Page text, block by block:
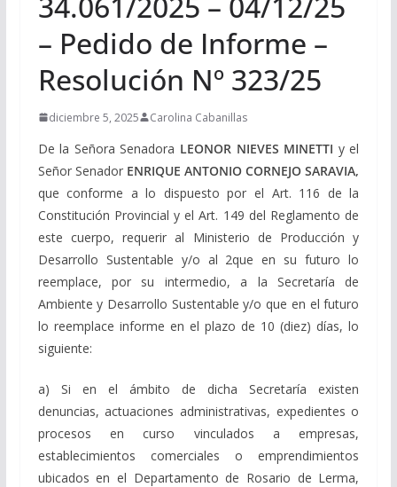
– Pedido de Informe –
Resolución Nº 323/25
diciembre 5, 2025 Carolina Cabanillas
De la Señora Senadora LEONOR NIEVES MINETTI y el
Señor Senador ENRIQUE ANTONIO CORNEJO SARAVIA,
que conforme a lo dispuesto por el Art. 116 de la
Constitución Provincial y el Art. 149 del Reglamento de
este cuerpo, requerir al Ministerio de Producción y
Desarrollo Sustentable y/o al 2que en su futuro lo
reemplace, por su intermedio, a la Secretaría de
Ambiente y Desarrollo Sustentable y/o que en el futuro
lo reemplace informe en el plazo de 10 (diez) días, lo
siguiente:
a) Si en el ámbito de dicha Secretaría existen
denuncias, actuaciones administrativas, expedientes o
procesos en curso vinculados a empresas,
establecimientos comerciales o emprendimientos
ubicados en el Departamento de Rosario de Lerma,